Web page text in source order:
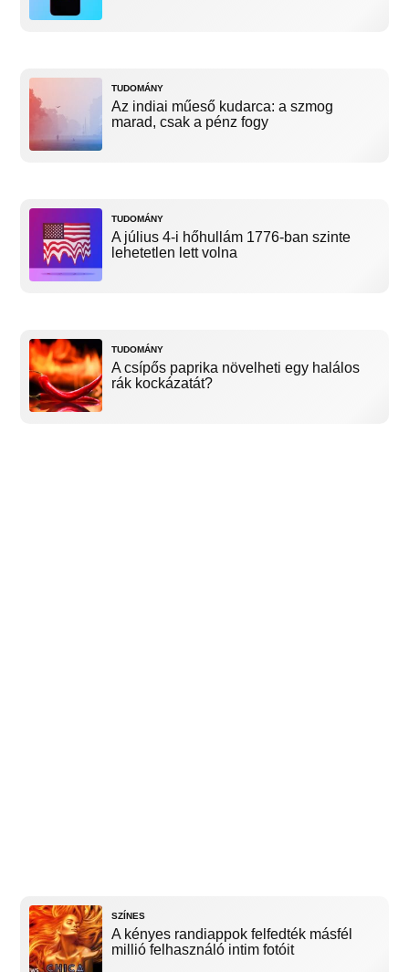
TUDOMÁNY
Az indiai műeső kudarca: a szmog
marad, csak a pénz fogy
TUDOMÁNY
A július 4-i hőhullám 1776-ban szinte
lehetetlen lett volna
TUDOMÁNY
A csípős paprika növelheti egy halálos
rák kockázatát?
SZÍNES
A kényes randiappok felfedték másfél
millió felhasználó intim fotóit